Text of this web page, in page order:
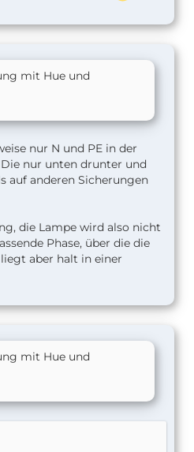
mit Hue und
nur N und PE in der
Die nur unten drunter und
auf anderen Sicherungen
die Lampe wird also nicht
Phase, über die die
aber halt in einer
mit Hue und